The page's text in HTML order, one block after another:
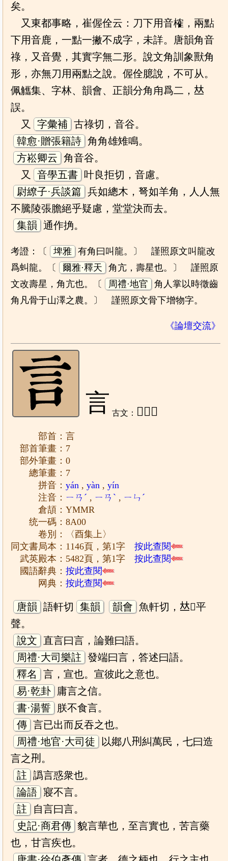
矣。
又東都事略，崔偓佺云：刀下用音榷，兩點
下用音鹿，一點一撇不成字，未詳。唐韻角音
祿，又音覺，其實字無二形。說文角訓象獸角
形，亦無刀用兩點之說。偓佺臆說，不可从。
佩觿集、字林、韻會、正韻分角甪爲二，𠀤
誤。
又
字彙補 古祿切，音谷。
韓愈·贈張籍詩 角角雄雉鳴。
方崧卿云 角音谷。
又
音學五書 叶良拒切，音慮。
尉繚子·兵談篇 兵如總木，弩如羊角，人人無
不騰陵張膽絕乎疑慮，堂堂決而去。
集韻 通作捔。
考證：〔 埤雅 有角曰叫龍。〕 謹照原文叫龍改
爲虯龍。〔
爾雅·釋天
角亢，壽星也。〕 謹照原
文改壽星，角亢也。〔
周禮·地官
角人掌以時徵齒
角凡骨于山澤之農。〕 謹照原文骨下增物字。
《論壇交流》
言 古文： 𢍗、𢍬
部首：言
部首筆畫：7
部外筆畫：0
總筆畫：7
拼音：yán ,yàn ,yín
注音： ㄧㄢˊ , ㄧㄢˋ , ㄧㄣˊ
倉頡：YMMR
统一碼：8A00
卷別：〈酉集上〉
同文書局本：1146頁，第1字按此查閱
武英殿本：5482頁，第1字按此查閱
國語辭典：按此查閱
网典：按此查閱
唐韻 語軒切 集韻 韻會 魚軒切，𠀤𤬝平
聲。
說文
直言曰言，論難曰語。
周禮·大司樂註 發端曰言，答述曰語。
釋名
言，宣也。宣彼此之意也。
易·乾卦
庸言之信。
書·湯誓
朕不食言。
傳 言已出而反吞之也。
周禮·地官·大司徒
以鄕八𠛬糾萬民，七曰造
言之𠛬。
註 譌言惑衆也。
論語 寢不言。
註
自言曰言。
史記·商君傳 貌言華也，至言實也，苦言藥
也，甘言疾也。